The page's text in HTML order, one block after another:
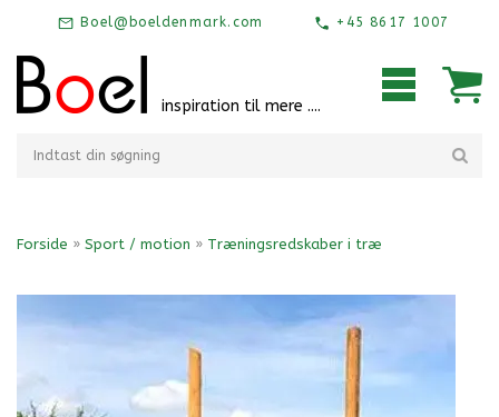
+45 8617 1007
Boel@boeldenmark.com
inspiration til mere ....
Forside » Sport / motion » Træningsredskaber i træ